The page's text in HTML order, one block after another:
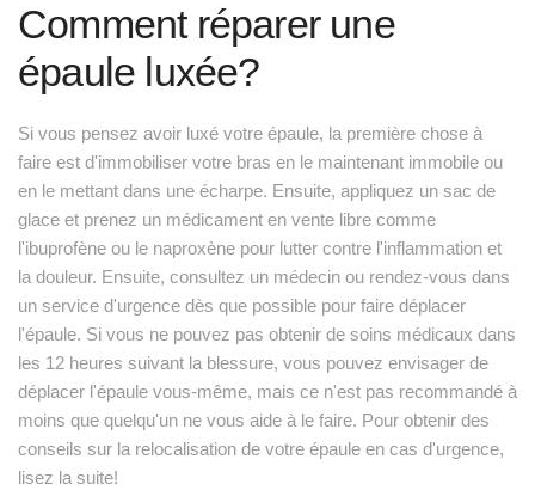
Comment réparer une
épaule luxée?
Si vous pensez avoir luxé votre épaule, la première chose à
faire est d'immobiliser votre bras en le maintenant immobile ou
en le mettant dans une écharpe. Ensuite, appliquez un sac de
glace et prenez un médicament en vente libre comme
l'ibuprofène ou le naproxène pour lutter contre l'inflammation et
la douleur. Ensuite, consultez un médecin ou rendez-vous dans
un service d'urgence dès que possible pour faire déplacer
l'épaule. Si vous ne pouvez pas obtenir de soins médicaux dans
les 12 heures suivant la blessure, vous pouvez envisager de
déplacer l'épaule vous-même, mais ce n'est pas recommandé à
moins que quelqu'un ne vous aide à le faire. Pour obtenir des
conseils sur la relocalisation de votre épaule en cas d'urgence,
lisez la suite!